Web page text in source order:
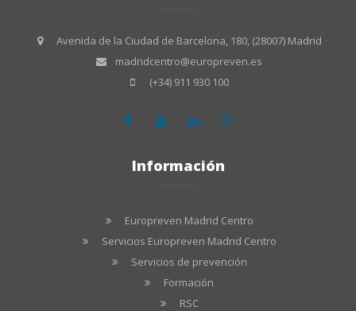
Avenida de la Ciudad de Barcelona, 180, (28007) Madrid
madridcentro@europreven.es
(+34) 911 930 100
Información
Europreven Madrid Centro
Servicios Europreven Madrid Centro
Servicios de prevención
Formación
RSC